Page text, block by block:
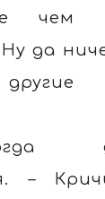
чем
да
–